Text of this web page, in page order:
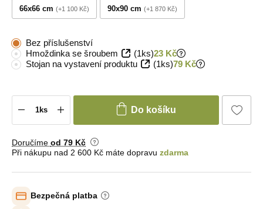
66x66 cm +1 100 Kč 90x90 cm +1 870 Kč
Bez příslušenství
Hmoždinka se šroubem
(1ks)23 Kč
Stojan na vystavení produktu
(1ks)79 Kč
Do košíku
Doručíme od 79 Kč
Při nákupu nad 2 600 Kč máte dopravu zdarma
Bezpečná platba